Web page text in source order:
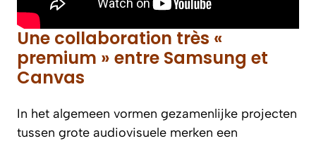
Une collaboration très «
premium » entre Samsung et
Canvas
In het algemeen vormen gezamenlijke projecten
tussen grote audiovisuele merken een